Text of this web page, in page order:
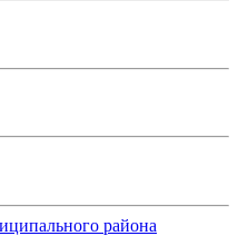
района